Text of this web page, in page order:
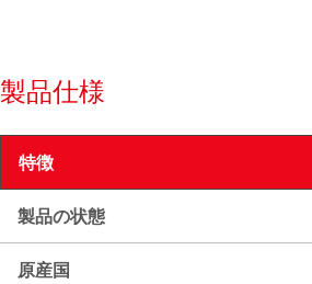
製品仕様
特徴
製品の状態
原産国